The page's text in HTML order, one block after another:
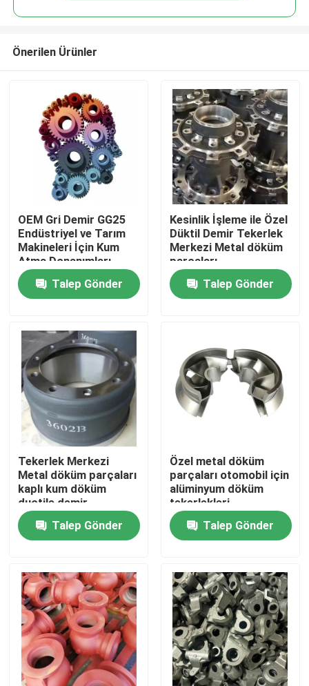
Ev
Ürünler
videolar
Hakkımızda
Fabrika turu
Kalite kontrol
Haberler
Bir teklif isteği
Metal Döküm Parçalar
Önerilen Ürünler
OEM Gri Demir GG25
Endüstriyel ve Tarım
Makineleri İçin Kum
Atma Donanımları
Talep Gönder
Kesinlik İşleme ile Özel
Düktil Demir Tekerlek
Merkezi Metal döküm
parçaları
Talep Gönder
Tekerlek Merkezi
Metal döküm parçaları
kaplı kum döküm
ductile demir
Talep Gönder
Özel metal döküm
parçaları otomobil için
alüminyum döküm
tekerlekleri
Talep Gönder